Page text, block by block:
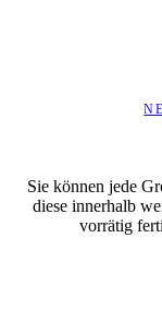
Sie können jede
diese innerhalb
vorrätig